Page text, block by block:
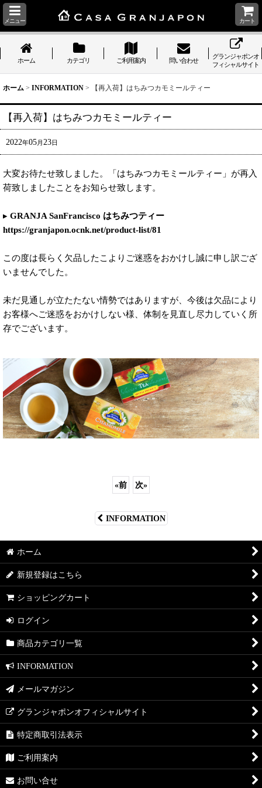
メニュー カート
ホーム カテゴリ ご利用案内 問い合わせ
グランジャポンオ
フィシャルサイト
ホーム > INFORMATION > 【再入荷】はちみつカモミールティー
【再入荷】はちみつカモミールティー
2022年05月 23日
大変お待たせ致しました。「はちみつカモミールティー」が再入
荷致しましたことをお知らせ致します。
▸ GRANJA SanFrancisco はちみつティー
https://granjapon.ocnk.net/product-list/81
この度は長らく欠品したこよりご迷惑をおかけし誠に申し訳ござ
いませんでした。
未だ見通しが立たたない情勢ではありますが、今後は欠品により
お客様へご迷惑をおかけしない様、体制を見直し尽力していく所
存でございます。
«前 次»
INFORMATION
ホーム
新規登録はこちら
ショッピングカート
ログイン
商品カテゴリ一覧
INFORMATION
メールマガジン
グランジャポンオフィシャルサイト
特定商取引法表示
ご利用案内
お問い合せ